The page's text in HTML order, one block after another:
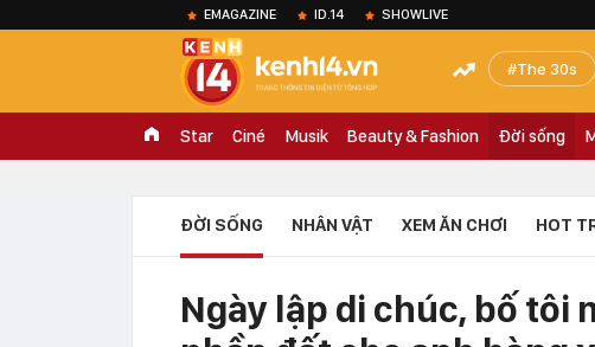
EMAGAZINE ID.14 SHOWLIVE
The 30s
Star Ciné Musik Beauty & Fashion Đời sống
ĐỜI SỐNG NHÂN VẬT XEM ĂN CHƠI HOT
Ngày lập di chúc, bố tôi